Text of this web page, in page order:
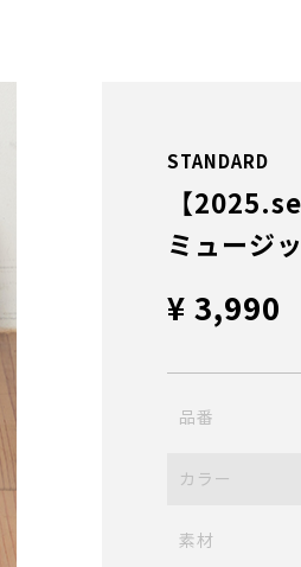
STANDARD
【
ミュージ
¥ 3,990
品番
カラー
素材